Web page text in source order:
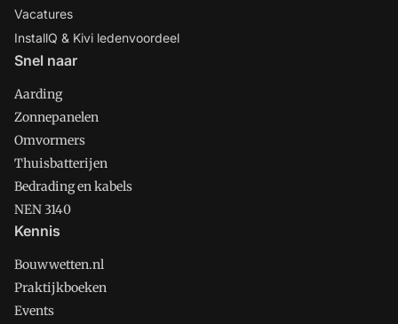
Vacatures
InstallQ & Kivi ledenvoordeel
Snel naar
Aarding
Zonnepanelen
Omvormers
Thuisbatterijen
Bedrading en kabels
NEN 3140
Kennis
Bouwwetten.nl
Praktijkboeken
Events